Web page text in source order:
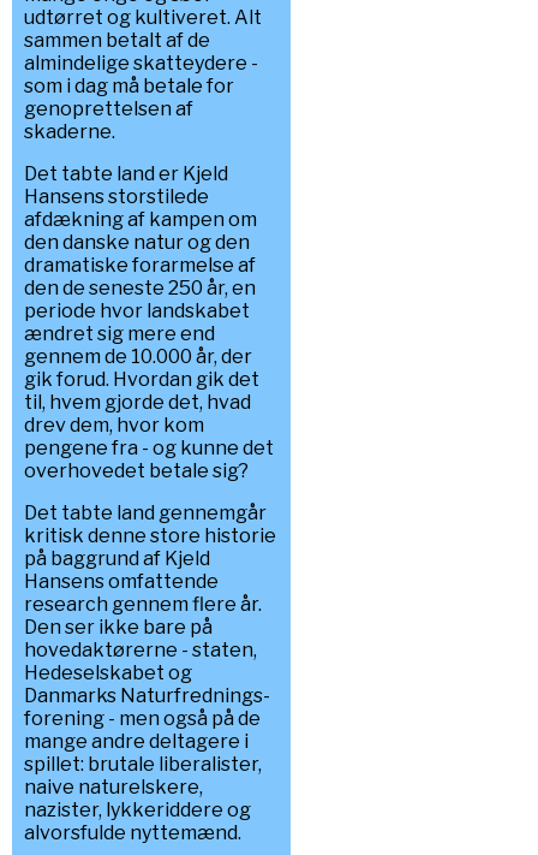
udtørret og kultiveret. Alt
sammen betalt af de
almindelige skatteydere -
som i dag må betale for
genoprettelsen af
skaderne.
Det tabte land er Kjeld
Hansens storstilede
afdækning af kampen om
den danske natur og den
dramatiske forarmelse af
den de seneste 250 år, en
periode hvor landskabet
ændret sig mere end
gennem de 10.000 år, der
gik forud. Hvordan gik det
til, hvem gjorde det, hvad
drev dem, hvor kom
pengene fra - og kunne det
overhovedet betale sig?
Det tabte land gennemgår
kritisk denne store historie
på baggrund af Kjeld
Hansens omfattende
research gennem flere år.
Den ser ikke bare på
hovedaktørerne - staten,
Hedeselskabet og
Danmarks Naturfrednings-
forening - men også på de
mange andre deltagere i
spillet: brutale liberalister,
naive naturelskere,
nazister, lykkeriddere og
alvorsfulde nyttemænd.